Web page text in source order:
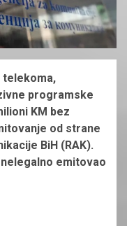
telekoma,
programske
KM bez
od strane
BiH (RAK).
emitovao